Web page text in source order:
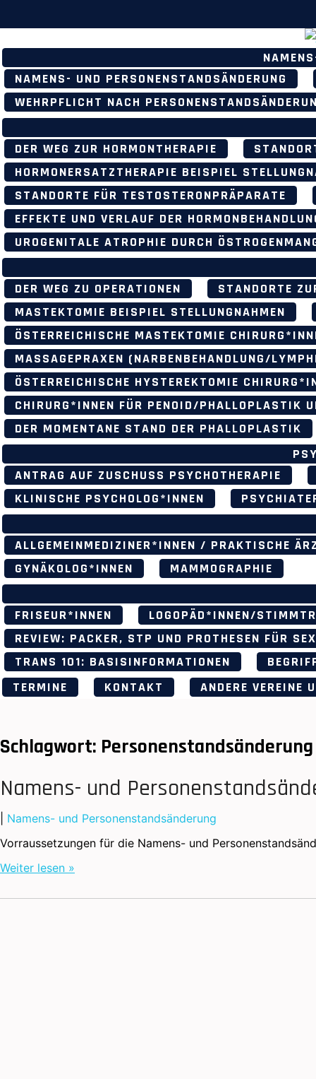
to
NAMENS- UND PERSONENSTANDSÄNDERUNG
WEHRPFLICHT NACH
DER WEG ZUR HORMONTHERAPIE
HORMONERSATZTHERAPIE BEISPIEL
STANDORTE FÜR TESTOSTERONPRÄPARATE
EFFEKTE UND VERLAUF DER
UROGENITALE ATROPHIE DURCH
DER WEG ZU OPERATIONEN
STANDORTE
MASTEKTOMIE BEISPIEL STELLUNGNAHMEN
ÖSTERREICHISCHE MASTEKTOMIE
MASSAGEPRAXEN (NARBENBEHANDLUNG/
ÖSTERREICHISCHE HYSTEREKTOMIE
CHIRURG*INNEN FÜR PENOID/PHALLOPLASTIK
DER MOMENTANE STAND DER PHALLOPLASTIK
ANTRAG AUF ZUSCHUSS PSYCHOTHERAPIE
KLINISCHE PSYCHOLOG*INNEN
ALLGEMEINMEDIZINER*INNEN / PRAKTISCHE
GYNÄKOLOG*INNEN
MAMMOGRAPHIE
FRISEUR*INNEN
LOGOPÄD*INNEN/
REVIEW: PACKER, STP UND PROTHESEN FÜR SEX
TRANS 101: BASISINFORMATIONEN
TERMINE
KONTAKT ANDERE VEREINE
Schlagwort:
Namens- und
Namens- und Personenstandsänderung
Vorraussetzungen für die Namens- und
Weiter lesen »